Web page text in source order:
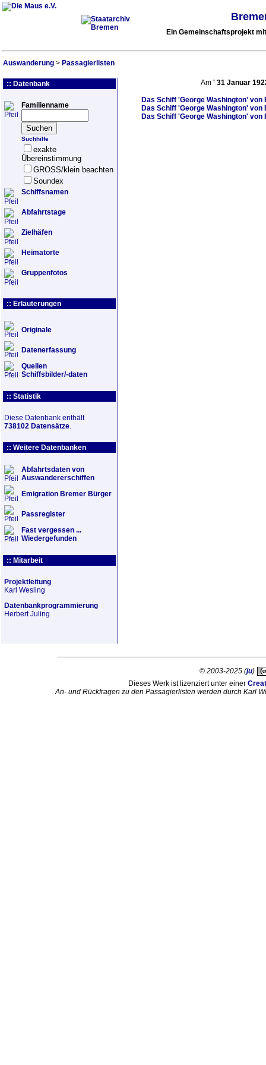
Ein Gemeinschaftsprojekt
Auswanderung > Passagierlisten
:: Datenbank
Familienname
Suchhilfe
exakte
Übereinstimmung
GROSS/klein beachten
Soundex
Schiffsnamen
Abfahrtstage
Zielhäfen
Heimatorte
Gruppenfotos
:: Erläuterungen
Originale
Datenerfassung
Quellen
Schiffsbilder/-daten
:: Statistik
Diese Datenbank enthält
738102 Datensätze.
:: Weitere Datenbanken
Abfahrtsdaten von
Auswandererschiffen
Emigration Bremer Bürger
Passregister
Fast vergessen ...
Wiedergefunden
:: Mitarbeit
Projektleitung
Karl Wesling
Datenbankprogrammierung
Herbert Juling
Am ' 31 Januar
Das Schiff 'George Washington'von
Das Schiff 'George Washington'von
Das Schiff 'George Washington'von
© 2003-2025 (ju)
Dieses Werk ist lizenziert unter einer
An- und Rückfragen zu den Passagierlisten werden durch Karl